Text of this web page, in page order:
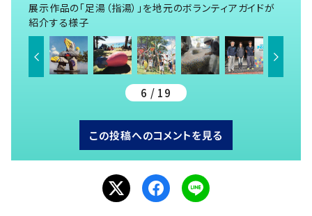
展示作品の「足湯（指湯）」を地元のボランティアガイドが
紹介する様子
6 / 19
この投稿へのコメントを見る